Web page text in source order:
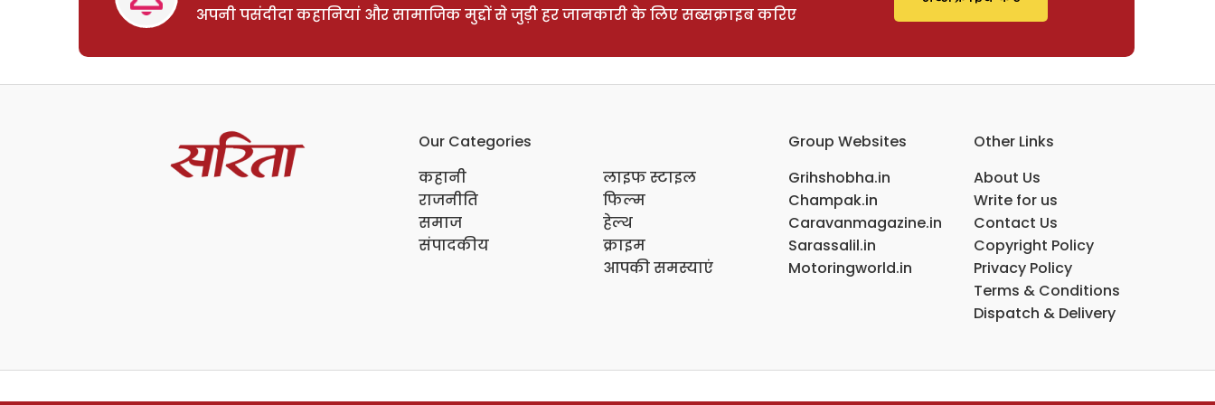
अपनी पसंदीदा कहानियां और सामाजिक मुद्दों से जुड़ी हर जानकारी के लिए सब्सक्राइब करिए
Our Categories
कहानी
राजनीति
समाज
संपादकीय
लाइफ स्टाइल
फिल्म
हेल्थ
क्राइम
आपकी समस्याएं
Group Websites
Grihshobha.in
Champak.in
Caravanmagazine.in
Sarassalil.in
Motoringworld.in
Other Links
About Us
Write for us
Contact Us
Copyright Policy
Privacy Policy
Terms & Conditions
Dispatch & Delivery